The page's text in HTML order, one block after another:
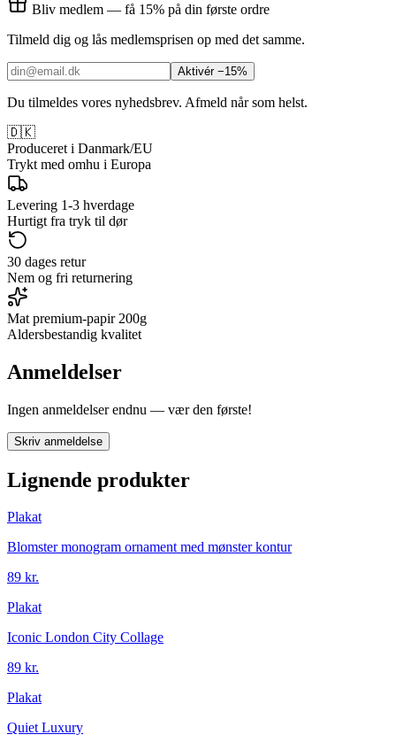
Bliv medlem — få 15% på din første ordre
Tilmeld dig og lås medlemsprisen op med det samme.
Aktivér −15%
Du tilmeldes vores nyhedsbrev. Afmeld når som helst.
🇩🇰
Produceret i Danmark/EU
Trykt med omhu i Europa
Levering 1-3 hverdage
Hurtigt fra tryk til dør
30 dages retur
Nem og fri returnering
Mat premium-papir 200g
Aldersbestandig kvalitet
Anmeldelser
Ingen anmeldelser endnu — vær den første!
Skriv anmeldelse
Lignende produkter
Plakat
Blomster monogram ornament med mønster kontur
89 kr.
Plakat
Iconic London City Collage
89 kr.
Plakat
Quiet Luxury